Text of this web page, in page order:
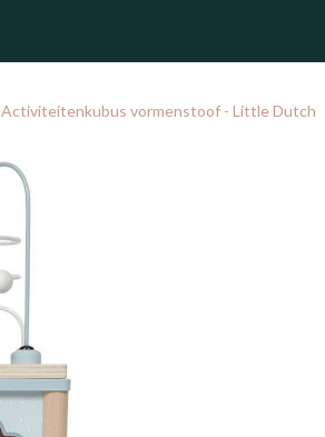
Activiteitenkubus vormenstoof - Little Dutch